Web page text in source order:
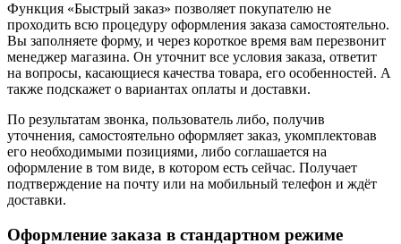
Функция «Быстрый заказ» позволяет покупателю не
проходить всю процедуру оформления заказа самостоятельно.
Вы заполняете форму, и через короткое время вам перезвонит
менеджер магазина. Он уточнит все условия заказа, ответит
на вопросы, касающиеся качества товара, его особенностей. А
также подскажет о вариантах оплаты и доставки.
По результатам звонка, пользователь либо, получив
уточнения, самостоятельно оформляет заказ, укомплектовав
его необходимыми позициями, либо соглашается на
оформление в том виде, в котором есть сейчас. Получает
подтверждение на почту или на мобильный телефон и ждёт
доставки.
Оформление заказа в стандартном режиме